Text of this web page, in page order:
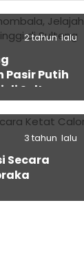
2 tahun lalu
Putih
Sulteng
3 tahun lalu
Secara